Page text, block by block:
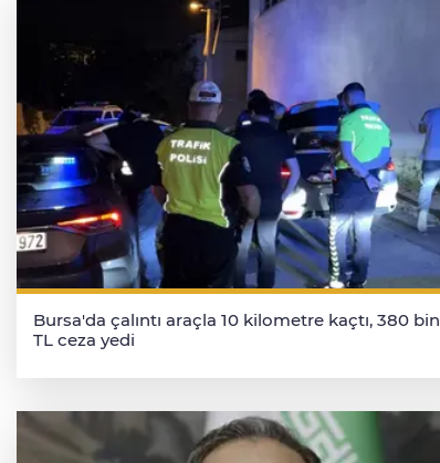
Bursa'da çalıntı araçla 10 kilometre kaçtı, 380 bin
TL ceza yedi